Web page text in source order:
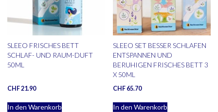
SLEEO FRISCHES BETT
SCHLAF- UND RAUM-DUFT
50ML
CHF21.90
In den Warenkorb
SLEEO SET BESSER SCHLAFEN
ENTSPANNEN UND
BERUHIGEN FRISCHES BETT 3
X 50ML
CHF 65.70
In den Warenkorb